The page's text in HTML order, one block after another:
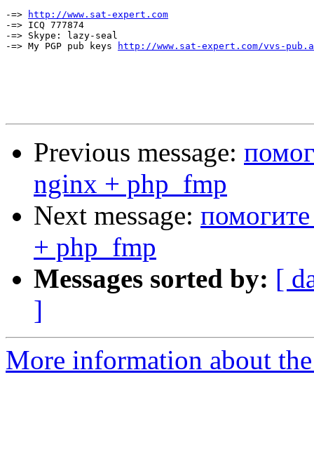
-=>
http://www.sat-expert.com
-=> ICQ 777874
-=> Skype: lazy-seal
-=> My PGP pub keys
http://www.sat-expert.com/vvs-
Previous message:
nginx + php_fmp
Next message: помогите
+ php_fmp
Messages sorted by: [
]
More information about